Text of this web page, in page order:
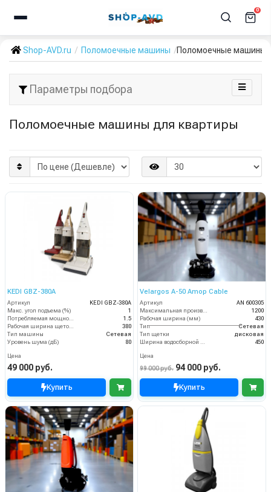
0
Shop-AVD.ru Поломоечные машины Поломоечные машины
Параметры подбора
Поломоечные машины для квартиры
KEDI GBZ-380A
Артикул
KEDI GBZ-380A
Макс. угол подъема (%)
1
1.5
380
Тип машины
Сетевая
Уровень шума (дБ)
80
Цена
49 000 руб.
Купить
Velargos A-50 Amop Cable
Артикул
AN 600305
1200
Рабочая ширина (мм)
430
Тип
Сетевая
Тип щетки
дисковая
450
Цена
99 000 руб. 94 000 руб.
Купить